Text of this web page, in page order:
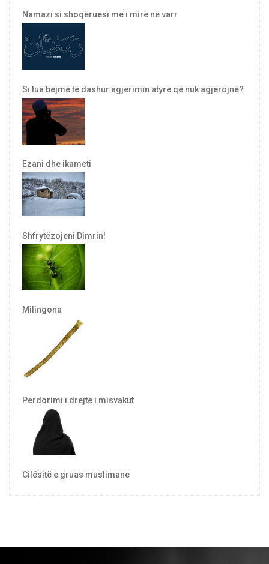
Namazi si shoqëruesi më i mirë në varr
Si tua bëjmë të dashur agjërimin atyre që nuk agjërojnë?
Ezani dhe ikameti
Shfrytëzojeni Dimrin!
Milingona
Përdorimi i drejtë i misvakut
Cilësitë e gruas muslimane